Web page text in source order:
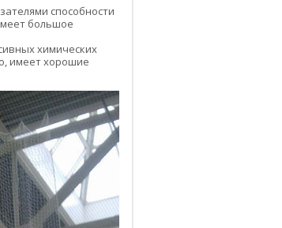
способности
большое
химических
имеет хорошие